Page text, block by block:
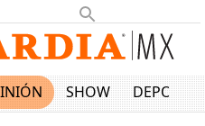
SHOW